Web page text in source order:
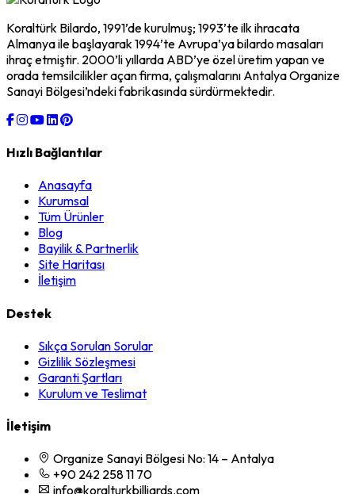
Koraltürk Bilardo, 1991’de kurulmuş; 1993’te ilk ihracata
Almanya ile başlayarak 1994’te Avrupa’ya bilardo masaları
ihraç etmiştir. 2000’li yıllarda ABD’ye özel üretim yapan ve
orada temsilcilikler açan firma, çalışmalarını Antalya Organize
Sanayi Bölgesi’ndeki fabrikasında sürdürmektedir.
Hızlı Bağlantılar
Anasayfa
Kurumsal
Tüm Ürünler
Blog
Bayilik & Partnerlik
Site Haritası
İletişim
Destek
Sıkça Sorulan Sorular
Gizlilik Sözleşmesi
Garanti Şartları
Kurulum ve Teslimat
İletişim
Organize Sanayi Bölgesi No: 14 – Antalya
+90 242 258 11 70
info@koralturkbilliards.com